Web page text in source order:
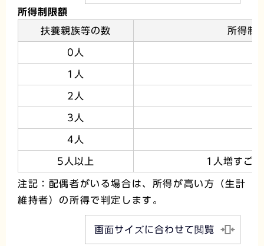
所得制限額
扶養親族等の数
所得制
0人
1人
2人
3人
4人
5人以上 1人増すご
注記：配偶者がいる場合は、所得が高い方（生計
維持者）の所得で判定します。
画面サイズに合わせて閲覧